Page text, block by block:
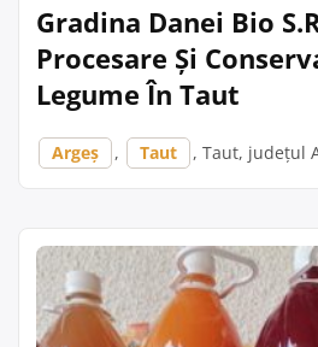
Gradina Danei Bio
Procesare Și
Legume În Taut
Argeș , Taut , Taut, județul